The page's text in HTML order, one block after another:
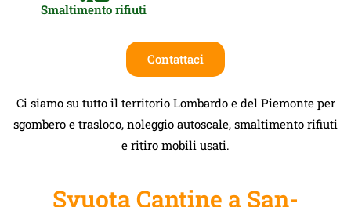
Smaltimento rifiuti
Contattaci
Ci siamo su tutto il territorio Lombardo e del Piemonte per
sgombero e trasloco, noleggio autoscale, smaltimento rifiuti
e ritiro mobili usati.
Svuota Cantine a San-